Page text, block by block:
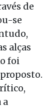
de
se
alças
foi
a